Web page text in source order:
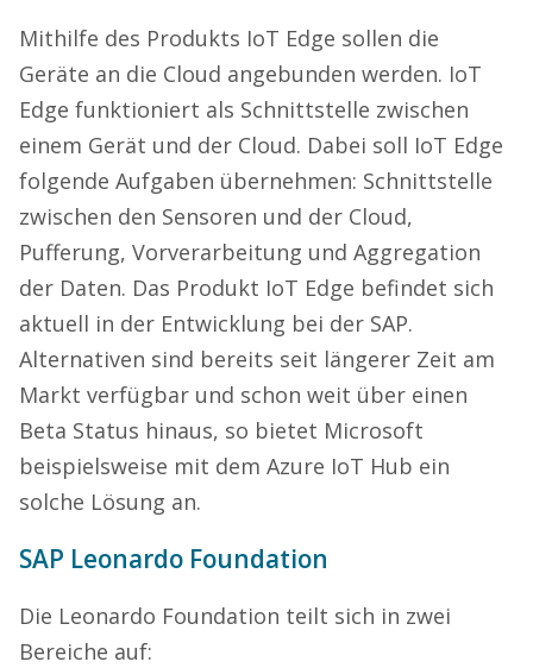
Mithilfe des Produkts IoT Edge sollen die
Geräte an die Cloud angebunden werden. IoT
Edge funktioniert als Schnittstelle zwischen
einem Gerät und der Cloud. Dabei soll IoT Edge
folgende Aufgaben übernehmen: Schnittstelle
zwischen den Sensoren und der Cloud,
Pufferung, Vorverarbeitung und Aggregation
der Daten. Das Produkt IoT Edge befindet sich
aktuell in der Entwicklung bei der SAP.
Alternativen sind bereits seit längerer Zeit am
Markt verfügbar und schon weit über einen
Beta Status hinaus, so bietet Microsoft
beispielsweise mit dem Azure IoT Hub ein
solche Lösung an.
SAP Leonardo Foundation
Die Leonardo Foundation teilt sich in zwei
Bereiche auf: